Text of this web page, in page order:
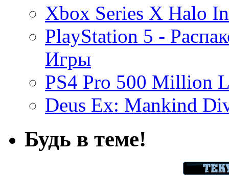
Xbox Series X Halo
PlayStation 5 -
Игры
PS4 Pro 500 Million
Deus Ex: Mankind
Будь в теме!